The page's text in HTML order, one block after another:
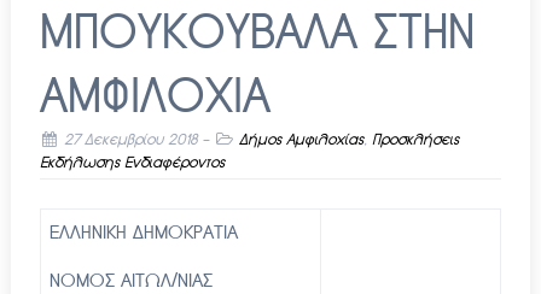
ΜΠΟΥΚΟΥΒΑΛΑ ΣΤΗΝ
ΑΜΦΙΛΟΧΙΑ
27 Δεκεμβρίου 2018- Δήμος Αμφιλοχίας, Προσκλήσεις
Εκδήλωσης Ενδιαφέροντος
ΕΛΛΗΝΙΚΗ ΔΗΜΟΚΡΑΤΙΑ
ΝΟΜΟΣ ΑΙΤΩΛ/ΝΙΑΣ